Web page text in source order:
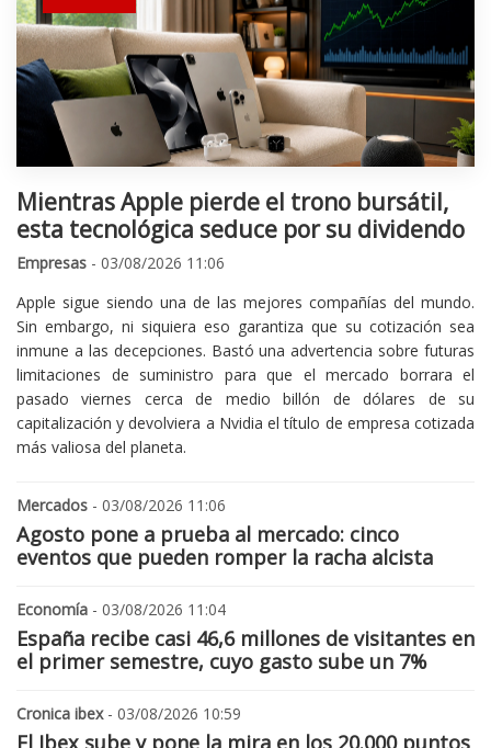
Mientras Apple pierde el trono bursátil,
esta tecnológica seduce por su dividendo
Empresas - 03/08/2026 11:06
Apple sigue siendo una de las mejores compañías del mundo.
Sin embargo, ni siquiera eso garantiza que su cotización sea
inmune a las decepciones. Bastó una advertencia sobre futuras
limitaciones de suministro para que el mercado borrara el
pasado viernes cerca de medio billón de dólares de su
capitalización y devolviera a Nvidia el título de empresa cotizada
más valiosa del planeta.
Mercados - 03/08/2026 11:06
Agosto pone a prueba al mercado: cinco
eventos que pueden romper la racha alcista
Economía - 03/08/2026 11:04
España recibe casi 46,6 millones de visitantes en
el primer semestre, cuyo gasto sube un 7%
Cronica ibex- 03/08/2026 10:59
El Ibex sube y pone la mira en los 20.000 puntos